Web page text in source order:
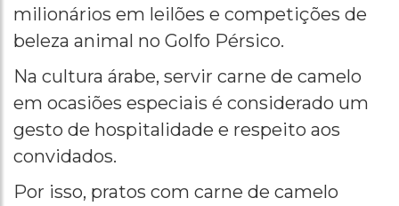
milionários em leilões e competições de
beleza animal no Golfo Pérsico.
Na cultura árabe, servir carne de camelo
em ocasiões especiais é considerado um
gesto de hospitalidade e respeito aos
convidados.
Por isso, pratos com carne de camelo